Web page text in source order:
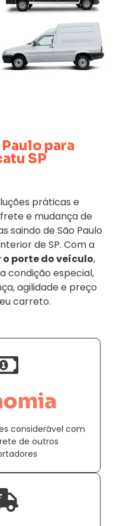
Paulo para
SP
práticas e
e mudança de
saindo de São Paulo
de SP. Com a
o porte do veículo,
condição especial,
agilidade e preço
carreto.
considerável com
de outros